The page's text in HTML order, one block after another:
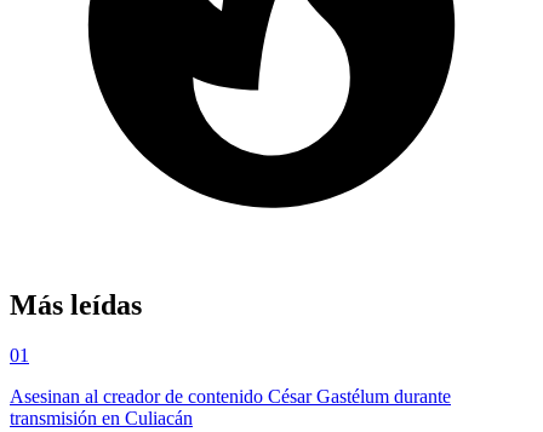
Más leídas
01
Asesinan al creador de contenido César Gastélum durante
transmisión en Culiacán